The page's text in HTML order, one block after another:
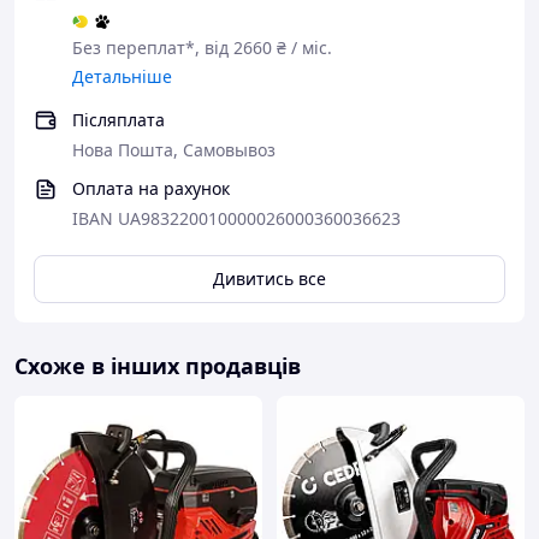
🔹 Який тип леза краще використовувати для різання
залізобетону?
Потрібні спеціальні алмазні диски для сухого чи
роботу з бетонними поверхнями, і слідуйте інструкціям
виробника диска щодо режимів подачі води.
🔹 Як організувати подачу води до охолодження диска
на майданчику?
використовуйте гнучкий шланг без перегинів; постійна
подача води під час різання зменшує нагрів і пил.
Користуйтеся засобами індивідуального захисту,
для запобігання вібрації.
🔹 Як підтримувати інструмент у робочому стані після
зміни диска?
Очищуйте місце кріплення від пилу і залишків
Без переплат*, від 2660 ₴ / міс.
Детальніше
Післяплата
Нова Пошта, Самовывоз
Оплата на рахунок
IBAN UA983220010000026000360036623
Дивитись все
Схоже в інших продавців